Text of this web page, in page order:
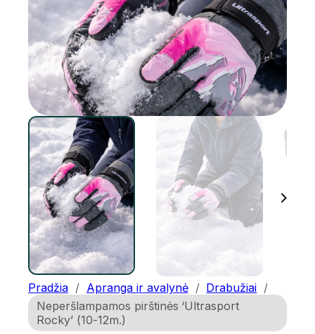
Pradžia / Apranga ir avalynė / Drabužiai /
Neperšlampamos pirštinės ‘Ultrasport
Rocky’ (10-12m.)